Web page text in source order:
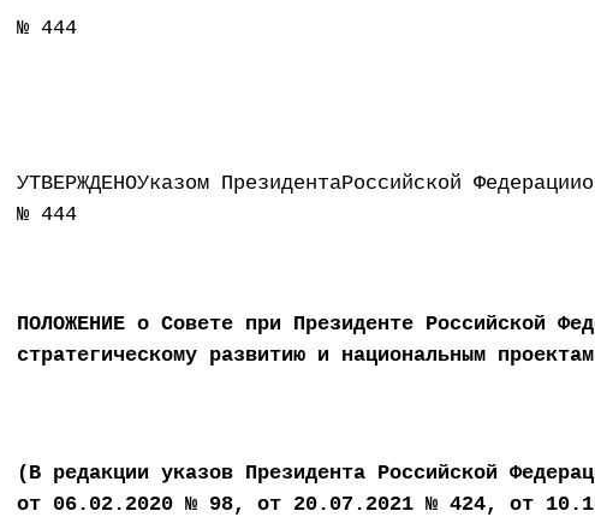
№ 444
УТВЕРЖДЕНОУказом ПрезидентаРоссийской
№ 444
ПОЛОЖЕНИЕ о Совете при Президенте Российской
стратегическому развитию и национальным проектам
(В редакции указов Президента Российской
от 06.02.2020 № 98, от 20.07.2021 № 424, от